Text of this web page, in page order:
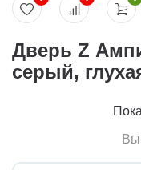
Дверь Z
серый,